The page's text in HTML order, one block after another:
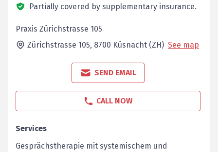
Partially covered by supplementary insurance.
Praxis Zürichstrasse 105
Zürichstrasse 105, 8700 Küsnacht (ZH) See map
SEND EMAIL
CALL NOW
Services
Gesprächstherapie mit systemischem und